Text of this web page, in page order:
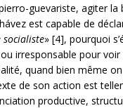
guevariste, agiter la
est capable de
socialiste» [4], pourquoi
irresponsable pour voir
quand bien même
de son action est
productive,